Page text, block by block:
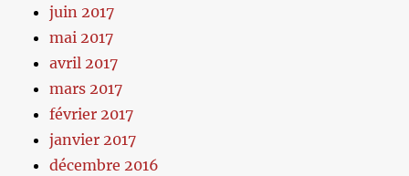
juin 2017
mai 2017
avril 2017
mars 2017
février 2017
janvier 2017
décembre 2016